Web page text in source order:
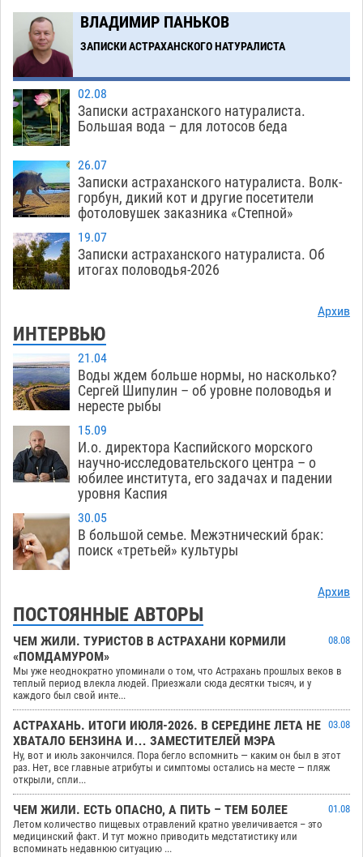
11:20
Астраханцев ждут на парковом газоне с
призами и эрмитажными котами
07.08
ВЛАДИМИР ПАНЬКОВ
ЗАПИСКИ АСТРАХАНСКОГО НАТУРАЛИСТА
02.08
Записки астраханского натуралиста.
Большая вода – для лотосов беда
26.07
Записки астраханского натуралиста. Волк-
горбун, дикий кот и другие посетители
фотоловушек заказника «Степной»
19.07
Записки астраханского натуралиста. Об
итогах половодья-2026
Архив
ИНТЕРВЬЮ
21.04
Воды ждем больше нормы, но насколько?
Сергей Шипулин – об уровне половодья и
нересте рыбы
15.09
И.о. директора Каспийского морского
научно-исследовательского центра – о
юбилее института, его задачах и падении
уровня Каспия
30.05
В большой семье. Межэтнический брак:
поиск «третьей» культуры
Архив
ПОСТОЯННЫЕ АВТОРЫ
ЧЕМ ЖИЛИ. ТУРИСТОВ В АСТРАХАНИ КОРМИЛИ
«ПОМДАМУРОМ»
08.08
Мы уже неоднократно упоминали о том, что Астрахань прошлых веков в
теплый период влекла людей. Приезжали сюда десятки тысяч, и у
каждого был свой инте...
АСТРАХАНЬ. ИТОГИ ИЮЛЯ-2026. В СЕРЕДИНЕ ЛЕТА НЕ
ХВАТАЛО БЕНЗИНА И… ЗАМЕСТИТЕЛЕЙ МЭРА
03.08
Ну, вот и июль закончился. Пора бегло вспомнить — каким он был в этот
раз. Нет, все главные атрибуты и симптомы остались на месте — пляж
открыли, спли...
ЧЕМ ЖИЛИ. ЕСТЬ ОПАСНО, А ПИТЬ – ТЕМ БОЛЕЕ
01.08
Летом количество пищевых отравлений кратно увеличивается – это
медицинский факт. И тут можно приводить медстатистику или
вспоминать недавнюю ситуацию ...